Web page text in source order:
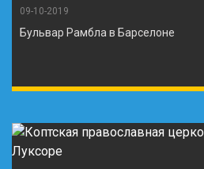
09-10-2019
Бульвар Рамбла в Барселоне